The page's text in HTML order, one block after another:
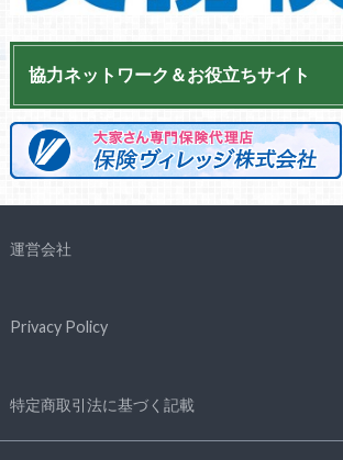
協力ネットワーク＆お役立ちサイト
運営会社
Privacy Policy
特定商取引法に基づく記載